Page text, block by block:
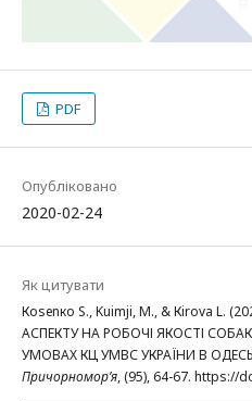
PDF
Опубліковано
2020-02-24
Як цитувати
Коsеnко S., Kuimji, M., & Кirоvа L.
АСПЕКТУ НА РОБОЧІ ЯКОСТІ
УМОВАХ КЦ УМВС УКРАЇНИ В
Причорномор’я, (95), 64-67. https://